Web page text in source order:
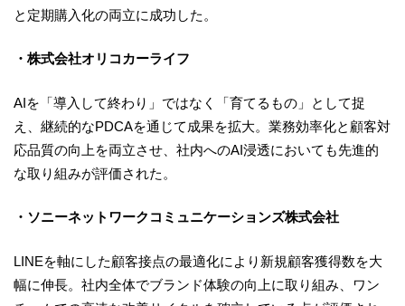
と定期購入化の両立に成功した。
・株式会社オリコカーライフ
AIを「導入して終わり」ではなく「育てるもの」として捉
え、継続的なPDCAを通じて成果を拡大。業務効率化と顧客対
応品質の向上を両立させ、社内へのAI浸透においても先進的
な取り組みが評価された。
・ソニーネットワークコミュニケーションズ株式会社
LINEを軸にした顧客接点の最適化により新規顧客獲得数を大
幅に伸長。社内全体でブランド体験の向上に取り組み、ワン